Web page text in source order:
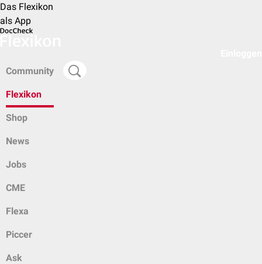
Das Flexikon
als App
Community
Flexikon
Shop
News
Jobs
CME
Flexa
Piccer
Ask